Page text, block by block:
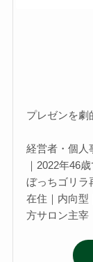
プレゼンを劇
経営者・個人
｜2022年46
ぼっちゴリラ
在住｜内向型
方サロン主宰